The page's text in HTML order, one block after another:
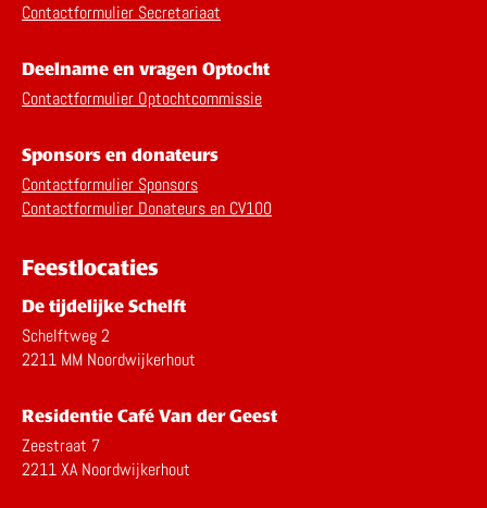
Contactformulier Secretariaat
Deelname en vragen Optocht
Contactformulier Optochtcommissie
Sponsors en donateurs
Contactformulier Sponsors
Contactformulier Donateurs en CV100
Feestlocaties
De tijdelijke Schelft
Schelftweg 2
2211 MM Noordwijkerhout
Residentie Café Van der Geest
Zeestraat 7
2211 XA Noordwijkerhout